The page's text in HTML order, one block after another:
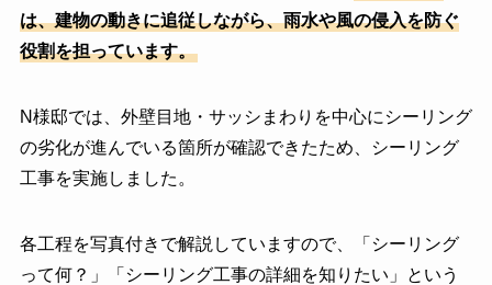
は、建物の動きに追従しながら、雨水や風の侵入を防ぐ
役割を担っています。
N様邸では、外壁目地・サッシまわりを中心にシーリング
の劣化が進んでいる箇所が確認できたため、シーリング
工事を実施しました。
各工程を写真付きで解説していますので、「シーリング
って何？」「シーリング工事の詳細を知りたい」という